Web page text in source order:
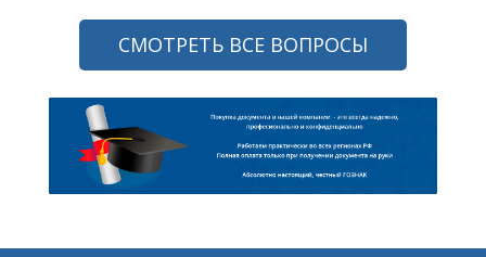
СМОТРЕТЬ ВСЕ ВОПРОСЫ